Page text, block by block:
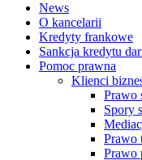
News
O kancelarii
Kredyty frankowe
Sankcja kredytu
Pomoc prawna
Klienci
Prawo
Spory
Prawo
Prawo